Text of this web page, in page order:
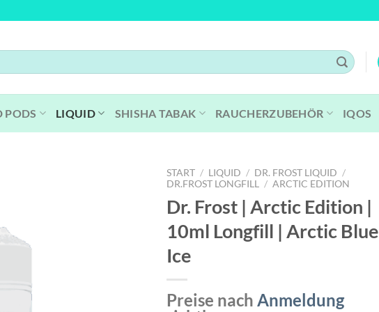
PODS LIQUID SHISHA TABAK RAUCHERZUBEHÖR IQOS
START / LIQUID / DR. FROST LIQUID /
DR.FROST LONGFILL
/ ARCTIC EDITION
Dr. Frost | Arctic Edition |
10ml Longfill | Arctic Blue
Ice
Preise nach Anmeldung